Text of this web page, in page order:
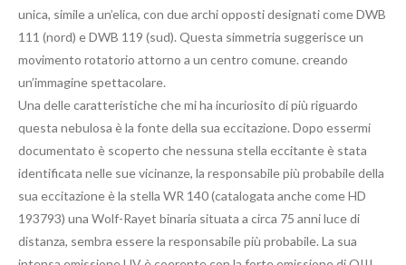
unica, simile a un’elica, con due archi opposti designati come DWB
111 (nord) e DWB 119 (sud). Questa simmetria suggerisce un
movimento rotatorio attorno a un centro comune. creando
un’immagine spettacolare.
Una delle caratteristiche che mi ha incuriosito di più riguardo
questa nebulosa è la fonte della sua eccitazione. Dopo essermi
documentato è scoperto che nessuna stella eccitante è stata
identificata nelle sue vicinanze, la responsabile più probabile della
sua eccitazione è la stella WR 140 (catalogata anche come HD
193793) una Wolf-Rayet binaria situata a circa 75 anni luce di
distanza, sembra essere la responsabile più probabile. La sua